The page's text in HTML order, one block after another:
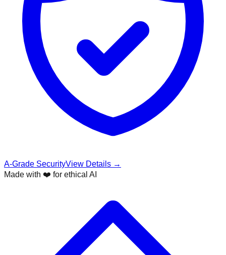
A-Grade SecurityView Details →
Made with ❤️ for ethical AI